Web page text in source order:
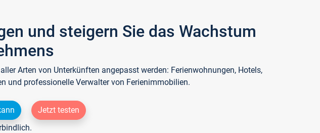
und steigern Sie das Wachstum
Arten von Unterkünften angepasst werden: Ferienwohnungen, Hotels,
und professionelle Verwalter von Ferienimmobilien.
Jetzt testen